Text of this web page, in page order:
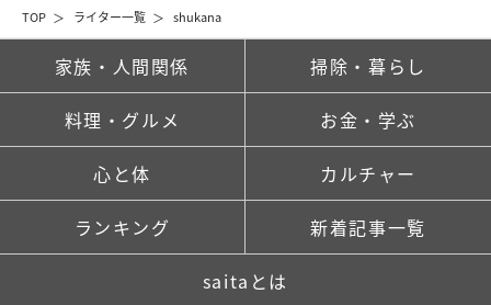
TOP ライター一覧 shukana
家族・人間関係 掃除・暮らし
料理・グルメ お金・学ぶ
心と体 カルチャー
ランキング 新着記事一覧
saitaとは